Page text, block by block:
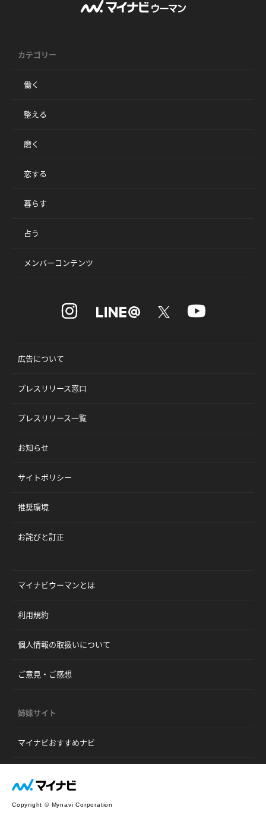
カテゴリー
働く
整える
磨く
恋する
暮らす
占う
メンバーコンテンツ
広告について
プレスリリース窓口
プレスリリース一覧
お知らせ
サイトポリシー
推奨環境
お詫びと訂正
マイナビウーマンとは
利用規約
個人情報の取扱いについて
ご意見・ご感想
姉妹サイト
マイナビおすすめナビ
Copyright © Mynavi Corporation